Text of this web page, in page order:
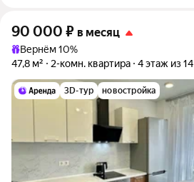
90 000 ₽ в месяц
Вернём 10%
47,8 м²
2-комн. квартира 4 этаж из 14
3D-тур новостройка